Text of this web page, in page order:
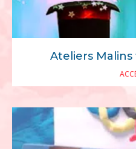
Ateliers Malins